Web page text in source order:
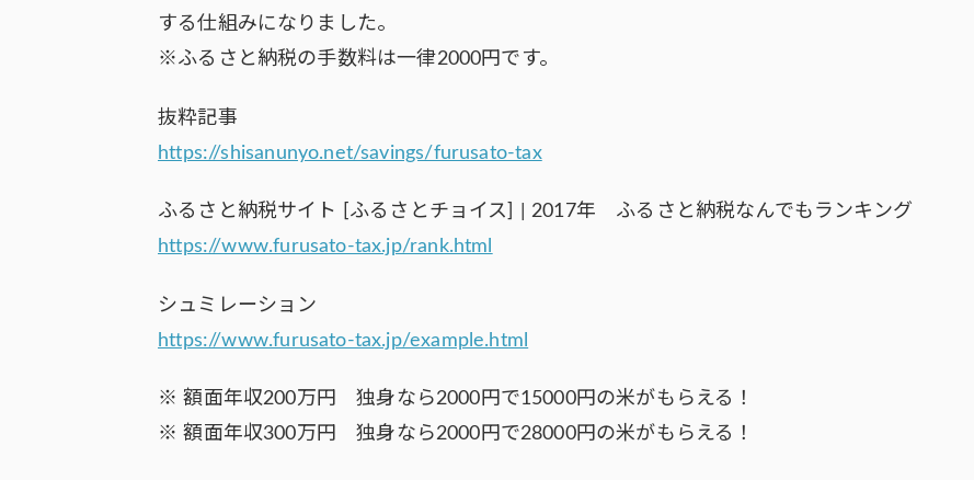
する仕組みになりました。
※ふるさと納税の手数料は一律2000円です。
抜粋記事
https://shisanunyo.net/savings/furusato-tax
ふるさと納税サイト [ふるさとチョイス] | 2017年 ふるさと納税なんでもランキング
https://www.furusato-tax.jp/rank.html
シュミレーション
https://www.furusato-tax.jp/example.html
※ 額面年収200万円 独身なら2000円で15000円の米がもらえる！
※ 額面年収300万円 独身なら2000円で28000円の米がもらえる！